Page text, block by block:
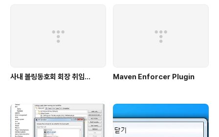
사내 볼링동호회 회장 취임... Maven Enforcer Plugin